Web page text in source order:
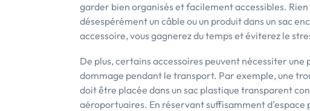
garder bien organisés et facilement accessibles.
désespérément un câble ou un produit dans un sac
accessoire, vous gagnerez du temps et éviterez le
De plus, certains accessoires peuvent nécessiter
dommage pendant le transport. Par exemple, une
doit être placée dans un sac plastique transparent
aéroportuaires. En réservant suffisamment